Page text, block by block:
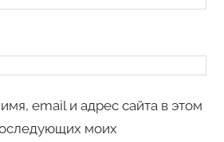
email и адрес сайта в этом
моих